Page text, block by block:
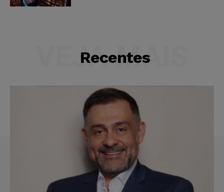
Recentes
VEJA MAIS